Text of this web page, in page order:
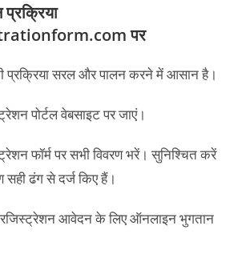
पर
प्रक्रिया सरल और पालन करने में आसान है।
पोर्टल वेबसाइट पर जाएं।
फॉर्म पर सभी विवरण भरें। सुनिश्चित करें
ढंग से दर्ज किए हैं।
आवेदन के लिए ऑनलाइन भुगतान